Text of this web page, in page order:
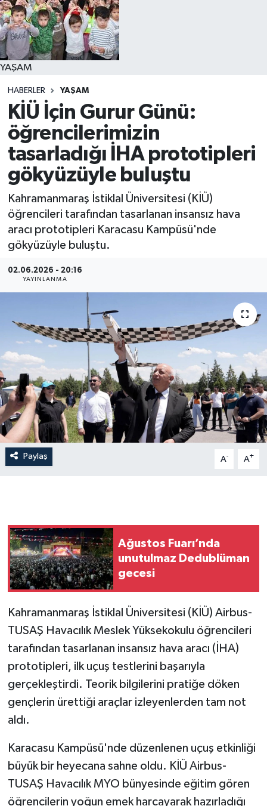
YAŞAM
HABERLER YAŞAM
KİÜ İçin Gurur Günü:
öğrencilerimizin
tasarladığı İHA prototipleri
gökyüzüyle buluştu
Kahramanmaraş İstiklal Üniversitesi (KİÜ)
öğrencileri tarafından tasarlanan insansız hava
aracı prototipleri Karacasu Kampüsü'nde
gökyüzüyle buluştu.
02.06.2026 - 20:16
YAYINLANMA
Paylaş A- A+
Ağustos Fuarı’nda
unutulmaz Dedublüman
gecesi
Kahramanmaraş İstiklal Üniversitesi (KİÜ) Airbus-
TUSAŞ Havacılık Meslek Yüksekokulu öğrencileri
tarafından tasarlanan insansız hava aracı (İHA)
prototipleri, ilk uçuş testlerini başarıyla
gerçekleştirdi. Teorik bilgilerini pratiğe döken
gençlerin ürettiği araçlar izleyenlerden tam not
aldı.
Karacasu Kampüsü'nde düzenlenen uçuş etkinliği
büyük bir heyecana sahne oldu. KİÜ Airbus-
TUSAŞ Havacılık MYO bünyesinde eğitim gören
öğrencilerin yoğun emek harcayarak hazırladığı
YAŞAM